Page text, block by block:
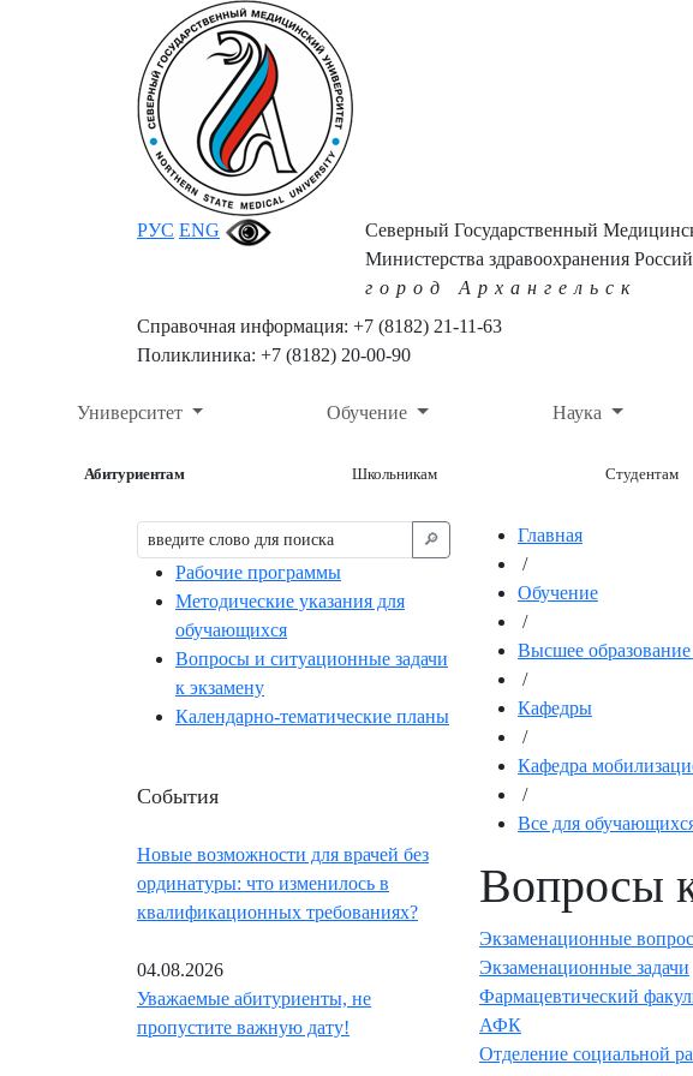
РУС ENG
Северный Государственный
Министерства здравоохранения
город Архангельск
Справочная информация: +7 (8182) 21-11-63
Поликлиника: +7 (8182) 20-00-90
Университет Обучение Наука
Абитуриентам Школьникам Студентам
🔎︎
Рабочие программы
Методические указания для
обучающихся
Вопросы и ситуационные задачи
к экзамену
Календарно-тематические планы
События
Новые возможности для врачей без
ординатуры: что изменилось в
квалификационных требованиях?
04.08.2026
Уважаемые абитуриенты, не
пропустите важную дату!
Главная
/
Обучение
/
Высшее
/
Кафедры
/
Кафедра
/
Все для
Вопросы
Экзаменационные
Экзаменационные задачи
Фармацевтический
АФК
Отделение социальной